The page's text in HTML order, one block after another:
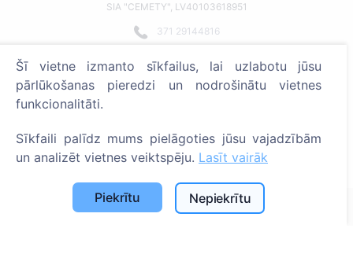
SIA "CEMETY", LV40103618951
371 29144816
Strādājam visā Latvijā!
Administratoriem
© 2013 - 2026 Cemety Visas tiesības aizsargātas
Privātuma politika un noteikumi.
Šī vietne izmanto sīkfailus, lai uzlabotu jūsu
pārlūkošanas pieredzi un nodrošinātu vietnes
funkcionalitāti.
Sīkfaili palīdz mums pielāgoties jūsu vajadzībām
un analizēt vietnes veiktspēju. Lasīt vairāk
Piekrītu Nepiekrītu